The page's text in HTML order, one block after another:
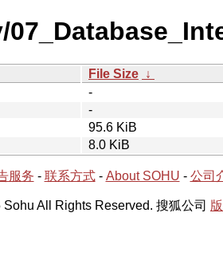
File Size ↓
-
-
95.6 KiB
8.0 KiB
服务 - 联系方式- About SOHU - 公司
All Rights Reserved. 搜狐公司